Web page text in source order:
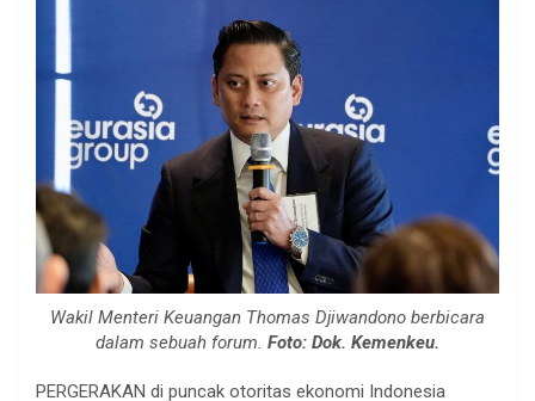
Wakil Menteri Keuangan Thomas Djiwandono berbicara
dalam sebuah forum. Foto: Dok. Kemenkeu.
PERGERAKAN di puncak otoritas ekonomi Indonesia